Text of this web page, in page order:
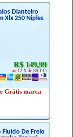
Dianteiro
Xlx 250 Niples
R$ 149,99
ou 12 X de R$ 14.7
Grátis marca
De Freio